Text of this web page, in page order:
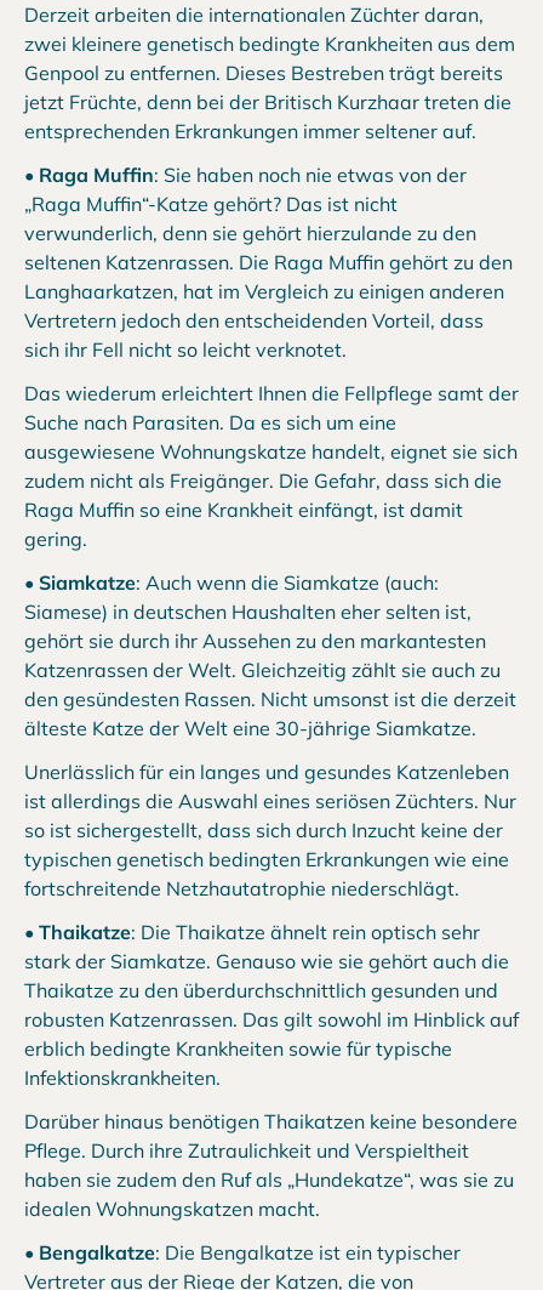
Derzeit arbeiten die internationalen Züchter daran,
zwei kleinere genetisch bedingte Krankheiten aus dem
Genpool zu entfernen. Dieses Bestreben trägt bereits
jetzt Früchte, denn bei der Britisch Kurzhaar treten die
entsprechenden Erkrankungen immer seltener auf.
• Raga Muffin: Sie haben noch nie etwas von der
„Raga Muffin“-Katze gehört? Das ist nicht
verwunderlich, denn sie gehört hierzulande zu den
seltenen Katzenrassen. Die Raga Muffin gehört zu den
Langhaarkatzen, hat im Vergleich zu einigen anderen
Vertretern jedoch den entscheidenden Vorteil, dass
sich ihr Fell nicht so leicht verknotet.
Das wiederum erleichtert Ihnen die Fellpflege samt der
Suche nach Parasiten. Da es sich um eine
ausgewiesene Wohnungskatze handelt, eignet sie sich
zudem nicht als Freigänger. Die Gefahr, dass sich die
Raga Muffin so eine Krankheit einfängt, ist damit
gering.
• Siamkatze: Auch wenn die Siamkatze (auch:
Siamese) in deutschen Haushalten eher selten ist,
gehört sie durch ihr Aussehen zu den markantesten
Katzenrassen der Welt. Gleichzeitig zählt sie auch zu
den gesündesten Rassen. Nicht umsonst ist die derzeit
älteste Katze der Welt eine 30-jährige Siamkatze.
Unerlässlich für ein langes und gesundes Katzenleben
ist allerdings die Auswahl eines seriösen Züchters. Nur
so ist sichergestellt, dass sich durch Inzucht keine der
typischen genetisch bedingten Erkrankungen wie eine
fortschreitende Netzhautatrophie niederschlägt.
• Thaikatze: Die Thaikatze ähnelt rein optisch sehr
stark der Siamkatze. Genauso wie sie gehört auch die
Thaikatze zu den überdurchschnittlich gesunden und
robusten Katzenrassen. Das gilt sowohl im Hinblick auf
erblich bedingte Krankheiten sowie für typische
Infektionskrankheiten.
Darüber hinaus benötigen Thaikatzen keine besondere
Pflege. Durch ihre Zutraulichkeit und Verspieltheit
haben sie zudem den Ruf als „Hundekatze“, was sie zu
idealen Wohnungskatzen macht.
• Bengalkatze: Die Bengalkatze ist ein typischer
Vertreter aus der Riege der Katzen, die von